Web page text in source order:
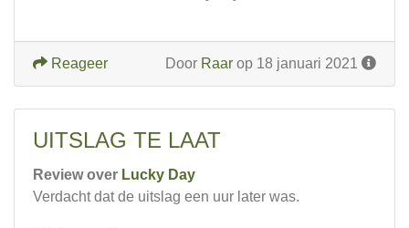
Door Raar op 18 januari 2021
Reageer
UITSLAG TE LAAT
Review over Lucky Day
Verdacht dat de uitslag een uur later was.